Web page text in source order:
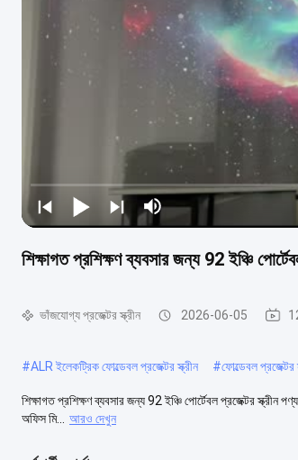
শিক্ষাগত প্রশিক্ষণ ব্যবসার জন্য 92 ইঞ্চি
ভাঁজযোগ্য প্রজেক্টর স্ক্রীন 2026-06-05
#ALR ইলেকট্রিক ফোল্ডেবল প্রজেক্টর স্ক্রীন #ফোল্ডেবল প্রজেক্টর
শিক্ষাগত প্রশিক্ষণ ব্যবসার জন্য 92 ইঞ্চি পোর্টেবল প্রজেক্টর স্ক্রীন
অফিস মি...
আরও দেখুন